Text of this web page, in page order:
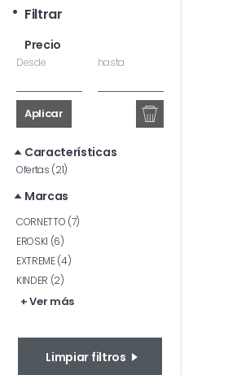
Filtrar
Precio
Desde hasta
Aplicar
Características
Ofertas (21)
Marcas
CORNETTO (7)
EROSKI (6)
EXTREME (4)
KINDER (2)
+ Ver más
Limpiar filtros